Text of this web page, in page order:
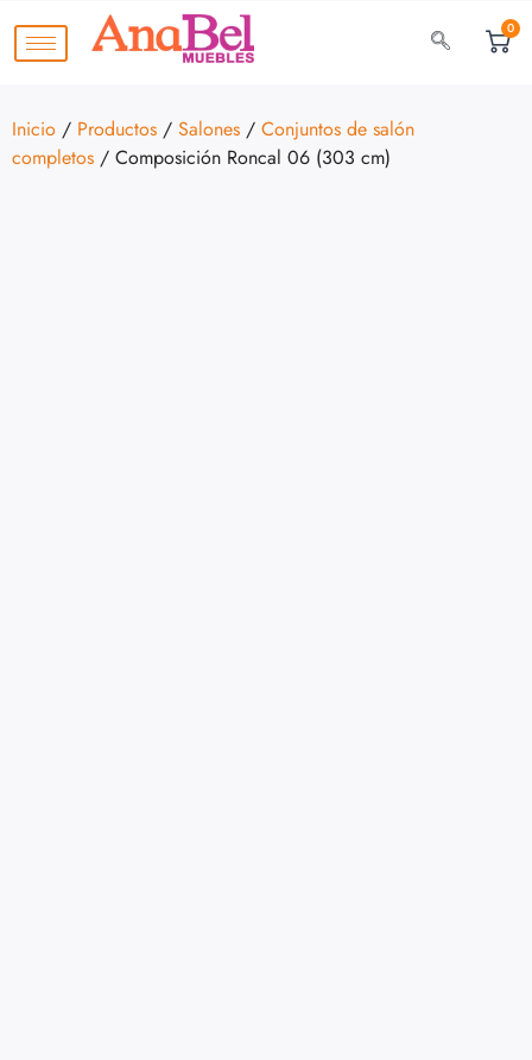
0
Inicio / Productos / Salones / Conjuntos de salón
completos / Composición Roncal 06 (303 cm)